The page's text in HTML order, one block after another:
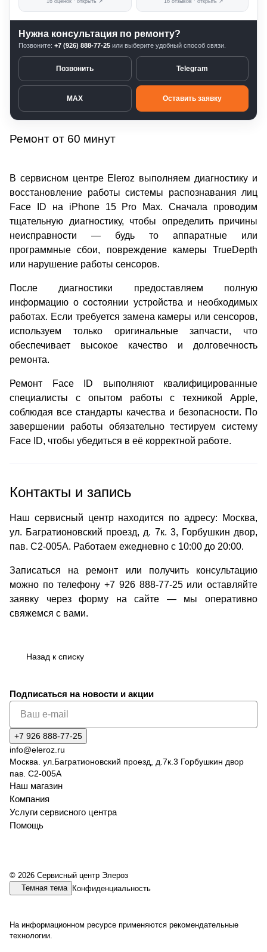
16 оценок · открыть ↗ 16 отзывов · открыть ↗
Нужна консультация по ремонту?
Позвоните: +7 (926) 888-77-25 или выберите удобный способ связи.
Позвонить Telegram
MAX Оставить заявку
Ремонт от 60 минут
В сервисном центре Eleroz выполняем диагностику и
восстановление работы системы распознавания лиц
Face ID на iPhone 15 Pro Max. Сначала проводим
тщательную диагностику, чтобы определить причины
неисправности — будь то аппаратные или
программные сбои, повреждение камеры TrueDepth
или нарушение работы сенсоров.
После диагностики предоставляем полную
информацию о состоянии устройства и необходимых
работах. Если требуется замена камеры или сенсоров,
используем только оригинальные запчасти, что
обеспечивает высокое качество и долговечность
ремонта.
Ремонт Face ID выполняют квалифицированные
специалисты с опытом работы с техникой Apple,
соблюдая все стандарты качества и безопасности. По
завершении работы обязательно тестируем систему
Face ID, чтобы убедиться в её корректной работе.
Контакты и запись
Наш сервисный центр находится по адресу: Москва,
ул. Багратионовский проезд, д. 7к. 3, Горбушкин двор,
пав. C2-005A. Работаем ежедневно с 10:00 до 20:00.
Записаться на ремонт или получить консультацию
можно по телефону +7 926 888-77-25 или оставляйте
заявку через форму на сайте — мы оперативно
свяжемся с вами.
Назад к списку
Подписаться на новости и акции
+7 926 888-77-25
info@eleroz.ru
Москва. ул.Багратионовский проезд, д.7к.3 Горбушкин двор
пав. C2-005A
Наш магазин
Компания
Услуги сервисного центра
Помощь
© 2026 Сервисный центр Элероз
Темная тема Конфиденциальность
На информационном ресурсе применяются рекомендательные
технологии.